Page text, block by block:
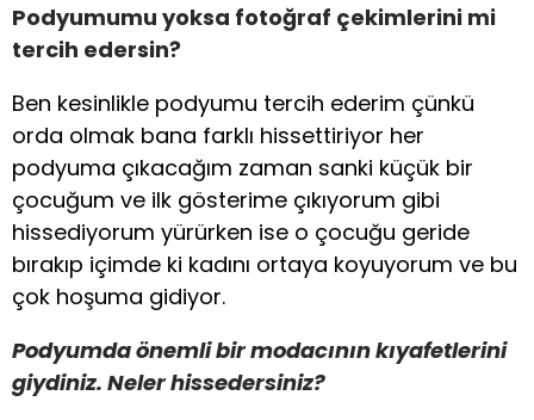
Podyumumu yoksa fotoğraf çekimlerini mi
tercih edersin?
Ben kesinlikle podyumu tercih ederim çünkü
orda olmak bana farklı hissettiriyor her
podyuma çıkacağım zaman sanki küçük bir
çocuğum ve ilk gösterime çıkıyorum gibi
hissediyorum yürürken ise o çocuğu geride
bırakıp içimde ki kadını ortaya koyuyorum ve bu
çok hoşuma gidiyor.
Podyumda önemli bir modacının kıyafetlerini
giydiniz. Neler hissedersiniz?